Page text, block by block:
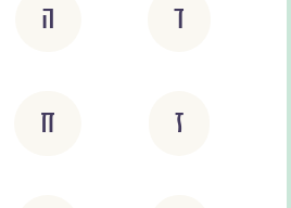
ד ה
ז ח